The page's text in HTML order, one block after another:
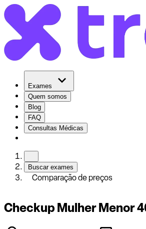
Exames
Quem somos
Blog
FAQ
Consultas Médicas
Buscar exames
Comparação de preços
Checkup Mulher Menor